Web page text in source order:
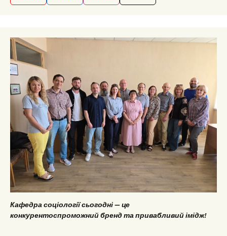
Кафедра соціології сьогодні — це
конкурентоспроможний бренд та привабливий імідж!